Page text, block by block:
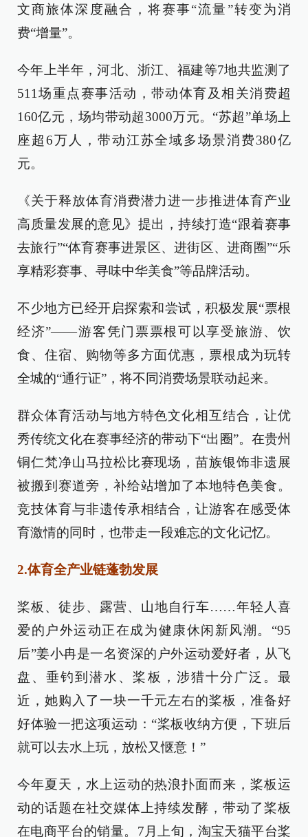
文商旅体深度融合，将赛事“流量”转变为消
费“增量”。
今年上半年，河北、浙江、福建等7地共监测了
511场重点赛事活动，带动体育及相关消费超
160亿元，场均带动超3000万元。“苏超”单场上
座超6万人，带动江苏全域多场景消费380亿
元。
《关于释放体育消费潜力进一步推进体育产业
高质量发展的意见》提出，持续打造“跟着赛事
去旅行”“体育赛事进景区、进街区、进商圈”“乐
享精彩赛事、寻味中华美食”等品牌活动。
不少地方已经开启探索和尝试，积极发展“票根
经济”——游客凭门票票根可以享受旅游、饮
食、住宿、购物等多方面优惠，票根成为玩转
全城的“通行证”，将不同消费场景联动起来。
群众体育活动与地方特色文化相互结合，让优
秀传统文化在赛事经济的带动下“出圈”。在贵州
铜仁梵净山马拉松比赛现场，苗族银饰非遗展
被搬到赛道旁，补给站增加了本地特色美食。
竞技体育与非遗传承相结合，让游客在感受体
育激情的同时，也带走一段难忘的文化记忆。
2.体育全产业链蓬勃发展
桨板、徒步、露营、山地自行车……年轻人喜
爱的户外运动正在成为健康休闲新风潮。“95
后”姜小冉是一名资深的户外运动爱好者，从飞
盘、垂钓到潜水、桨板，涉猎十分广泛。最
近，她购入了一块一千元左右的桨板，准备好
好体验一把这项运动：“桨板收纳方便，下班后
就可以去水上玩，放松又惬意！”
今年夏天，水上运动的热浪扑面而来，桨板运
动的话题在社交媒体上持续发酵，带动了桨板
在电商平台的销量。7月上旬，淘宝天猫平台桨